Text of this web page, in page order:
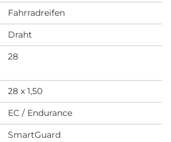
Fahrradreifen
Draht
28
28 x 1,50
EC / Endurance
SmartGuard